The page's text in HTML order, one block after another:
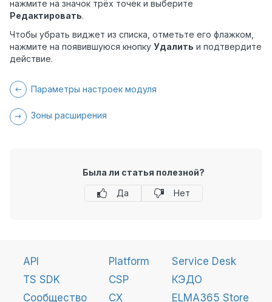
нажмите на значок трёх точек и выберите
Редактировать.
Чтобы убрать виджет из списка, отметьте его флажком,
нажмите на появившуюся кнопку Удалить и подтвердите
действие.
Параметры настроек модуля
Зоны расширения
Была ли статья полезной?
Да
Нет
API
TS SDK
Сообщество
Platform
CSP
CX
Service Desk
КЭДО
ELMA365 Store